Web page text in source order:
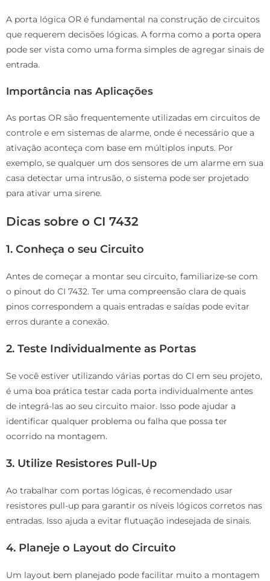
A porta lógica OR é fundamental na construção de circuitos
que requerem decisões lógicas. A forma como a porta opera
pode ser vista como uma forma simples de agregar sinais de
entrada.
Importância nas Aplicações
As portas OR são frequentemente utilizadas em circuitos de
controle e em sistemas de alarme, onde é necessário que a
ativação aconteça com base em múltiplos inputs. Por
exemplo, se qualquer um dos sensores de um alarme em sua
casa detectar uma intrusão, o sistema pode ser projetado
para ativar uma sirene.
Dicas sobre o CI 7432
1. Conheça o seu Circuito
Antes de começar a montar seu circuito, familiarize-se com
o pinout do CI 7432. Ter uma compreensão clara de quais
pinos correspondem a quais entradas e saídas pode evitar
erros durante a conexão.
2. Teste Individualmente as Portas
Se você estiver utilizando várias portas do CI em seu projeto,
é uma boa prática testar cada porta individualmente antes
de integrá-las ao seu circuito maior. Isso pode ajudar a
identificar qualquer problema ou falha que possa ter
ocorrido na montagem.
3. Utilize Resistores Pull-Up
Ao trabalhar com portas lógicas, é recomendado usar
resistores pull-up para garantir os níveis lógicos corretos nas
entradas. Isso ajuda a evitar flutuação indesejada de sinais.
4. Planeje o Layout do Circuito
Um layout bem planejado pode facilitar muito a montagem